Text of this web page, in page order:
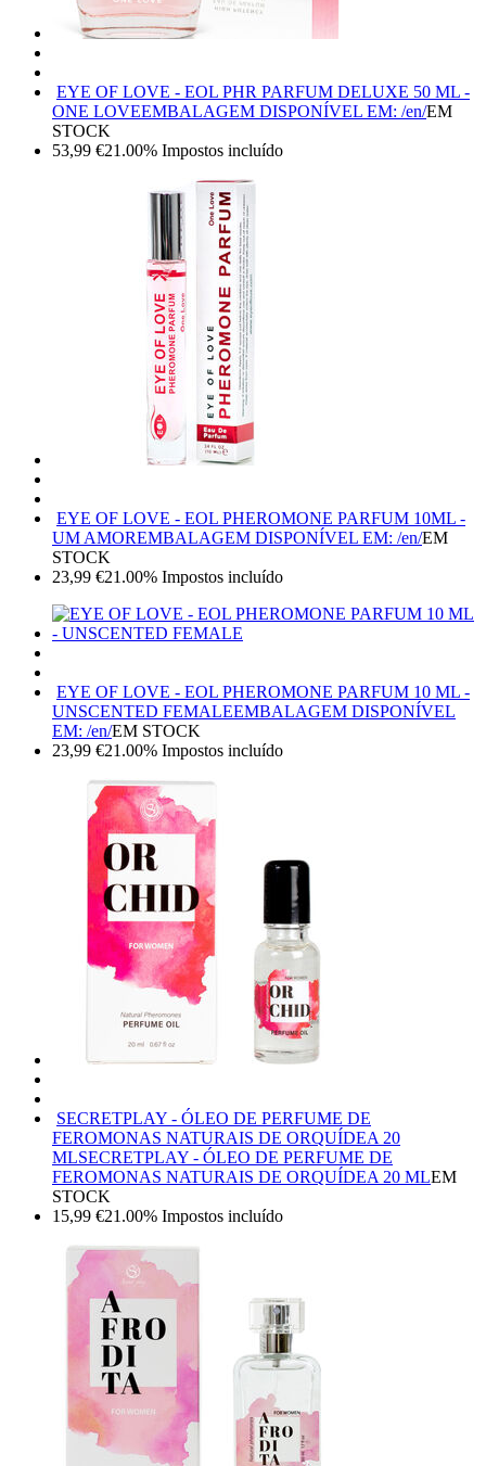
EYE OF LOVE - EOL PHR PARFUM DELUXE 50 ML -
ONE LOVEEMBALAGEM DISPONÍVEL EM: /en/EM
STOCK
53,99 €21.00% Impostos incluído
EYE OF LOVE - EOL PHEROMONE PARFUM 10ML -
UM AMOREMBALAGEM DISPONÍVEL EM: /en/EM
STOCK
23,99 €21.00% Impostos incluído
EYE OF LOVE - EOL PHEROMONE PARFUM 10 ML -
UNSCENTED FEMALEEMBALAGEM DISPONÍVEL
EM: /en/EM STOCK
23,99 €21.00% Impostos incluído
SECRETPLAY - ÓLEO DE PERFUME DE
FEROMONAS NATURAIS DE ORQUÍDEA 20
MLSECRETPLAY - ÓLEO DE PERFUME DE
FEROMONAS NATURAIS DE ORQUÍDEA 20 MLEM
STOCK
15,99 €21.00% Impostos incluído